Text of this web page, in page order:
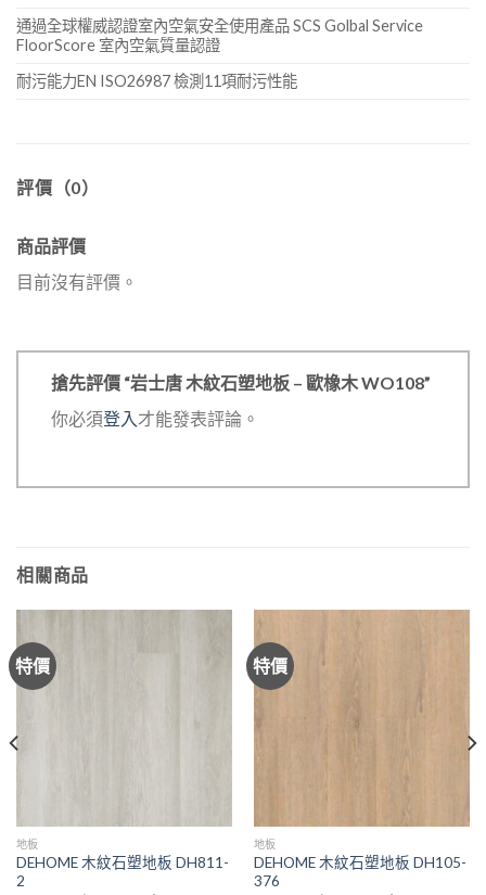
通過全球權威認證室內空氣安全使用產品 SCS Golbal Service
FloorScore 室內空氣質量認證
耐污能力EN ISO26987 檢測11項耐污性能
評價（0）
商品評價
目前沒有評價。
搶先評價 “岩士唐 木紋石塑地板 – 歐橡木 WO108”
你必須登入 才能發表評論。
相關商品
特價
地板
DEHOME 木紋石塑地板 DH811-
2
特價
地板
DEHOME 木紋石塑地板 DH105-
376